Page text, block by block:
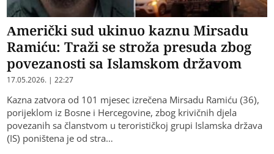
Američki sud ukinuo kaznu Mirsadu
Ramiću: Traži se stroža presuda zbog
povezanosti sa Islamskom državom
17.05.2026. | 22:27
Kazna zatvora od 101 mjesec izrečena Mirsadu Ramiću (36),
porijeklom iz Bosne i Hercegovine, zbog krivičnih djela
povezanih sa članstvom u terorističkoj grupi Islamska država
(IS) poništena je od stra…